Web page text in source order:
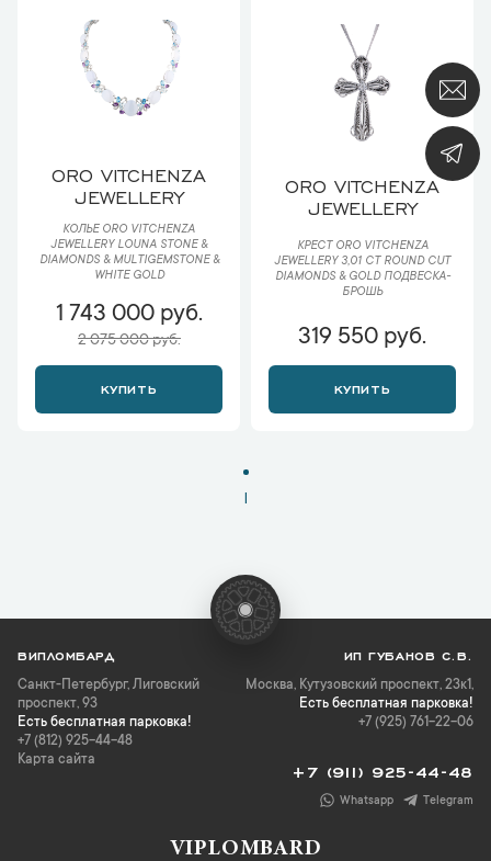
ORO VITCHENZA
JEWELLERY
КОЛЬЕ ORO VITCHENZA
JEWELLERY LOUNA STONE &
DIAMONDS & MULTIGEMSTONE &
WHITE GOLD
1 743 000 руб.
2 075 000 руб.
КУПИТЬ
ORO VITCHENZA
JEWELLERY
КРЕСТ ORO VITCHENZA
JEWELLERY 3,01 CT ROUND CUT
DIAMONDS & GOLD ПОДВЕСКА-
БРОШЬ
319 550 руб.
КУПИТЬ
1
ВИПЛОМБАРД
Санкт-Петербург, Лиговский
проспект, 93
Есть бесплатная парковка!
+7 (812) 925-44-48
Карта сайта
ИП ГУБАНОВ С.В.
Москва, Кутузовский проспект, 23к1,
Есть бесплатная парковка!
+7 (925) 761-22-06
+7 (911) 925-44-48
Whatsapp Telegram
VIPLOMBARD